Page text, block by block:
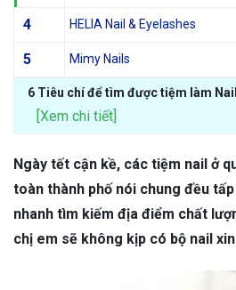
4 HELIA Nail & Eyelashes
5 Mimy Nails
6 Tiêu chí để tìm được tiệm làm
[Xem chi tiết]
Ngày tết cận kề, các tiệm nail ở
toàn thành phố nói chung đều
nhanh tìm kiếm địa điểm chất
chị em sẽ không kịp có bộ nail